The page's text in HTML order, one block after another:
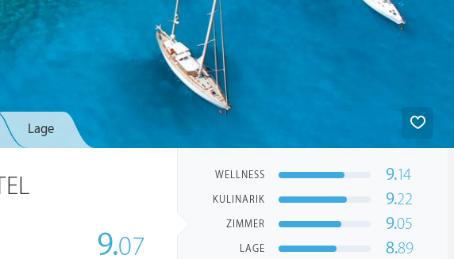
Lage
9.07
WELLNESS 9.14
KULINARIK 9.22
ZIMMER 9.05
LAGE 8.89